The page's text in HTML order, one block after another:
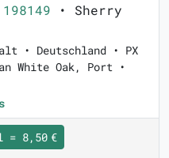
198149 • Sherry
• Deutschland • PX
White Oak, Port •
= 8,50 €